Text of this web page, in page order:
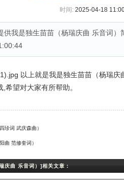
时间: 2025-04-18
供我是独生苗苗（杨瑞庆曲 乐音词
以上就是我是独生苗苗（杨瑞
希望对大家有所帮助。
珍词 武庆森曲）
曲 范修奎词）
庆曲 乐音词）]相关文章：